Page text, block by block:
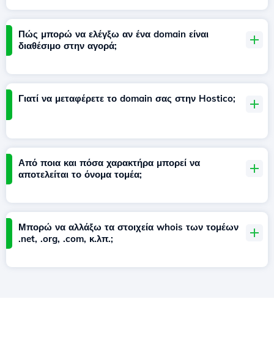
Πώς μπορώ να ελέγξω αν ένα domain είναι
διαθέσιμο στην αγορά;
Γιατί να μεταφέρετε το domain σας στην Hostico;
Από ποια και πόσα χαρακτήρα μπορεί να
αποτελείται το όνομα τομέα;
Μπορώ να αλλάξω τα στοιχεία whois των τομέων
.net, .org, .com, κ.λπ.;